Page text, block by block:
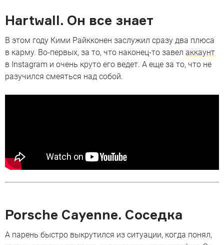
Hartwall. Он все знает
В этом году Кими Райкконен заслужил сразу два плюса
в карму. Во-первых, за то, что наконец-то завел аккаунт
в Instagram и очень круто его ведет. А еще за то, что не
разучился смеяться над собой.
Porsche Cayenne. Соседка
А парень быстро выкрутился из ситуации, когда понял,